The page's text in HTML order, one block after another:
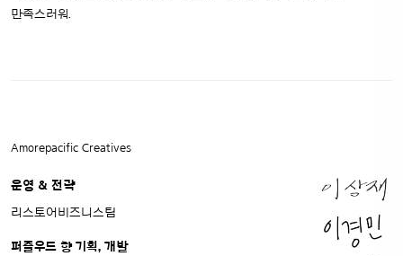
만족스러워.
Amorepacific Creatives
운영 & 전략
리스토어비즈니스팀
퍼즐우드 향 기획, 개발